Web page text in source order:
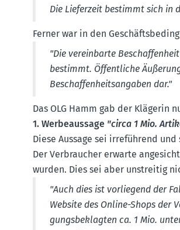
Die Lieferzeit bestimmt sich in
Ferner war in den
"Die verein­barte
bestimmt. Öffent­liche
Beschaf­fen­heits­an­gaben dar."
Das OLG Hamm gab der Klägerin
1. Werbe­aussage "circa 1 Mio.
Diese Aussage sei irreführend
Der Verbraucher erwarte
wurden. Dies sei aber unstreitig
"Auch dies ist vorliegend der
Website des Online-Shops
gungs­be­klagten ca. 1 Mio.